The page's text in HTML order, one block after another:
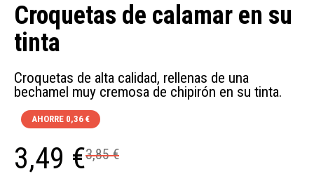
Croquetas de calamar en su
tinta
Croquetas de alta calidad, rellenas de una
bechamel muy cremosa de chipirón en su tinta.
AHORRE 0,36 €
3,49 €3,85 €